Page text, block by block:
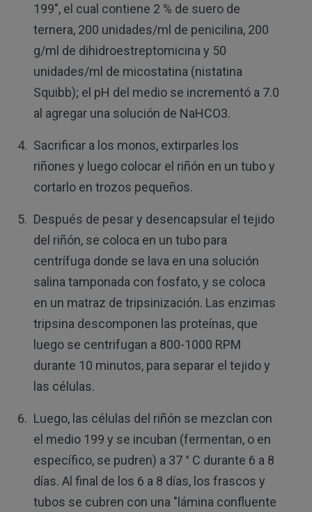
199", el cual contiene 2 % de suero de
ternera, 200 unidades/ml de penicilina, 200
g/ml de dihidroestreptomicina y 50
unidades/ml de micostatina (nistatina
Squibb); el pH del medio se incrementó a 7.0
al agregar una solución de NaHCO3.
Sacrificar a los monos, extirparles los
riñones y luego colocar el riñón en un tubo y
cortarlo en trozos pequeños.
Después de pesar y desencapsular el tejido
del riñón, se coloca en un tubo para
centrífuga donde se lava en una solución
salina tamponada con fosfato, y se coloca
en un matraz de tripsinización. Las enzimas
tripsina descomponen las proteínas, que
luego se centrifugan a 800-1000 RPM
durante 10 minutos, para separar el tejido y
las células.
Luego, las células del riñón se mezclan con
el medio 199 y se incuban (fermentan, o en
específico, se pudren) a 37 ° C durante 6 a 8
días. Al final de los 6 a 8 días, los frascos y
tubos se cubren con una "lámina confluente